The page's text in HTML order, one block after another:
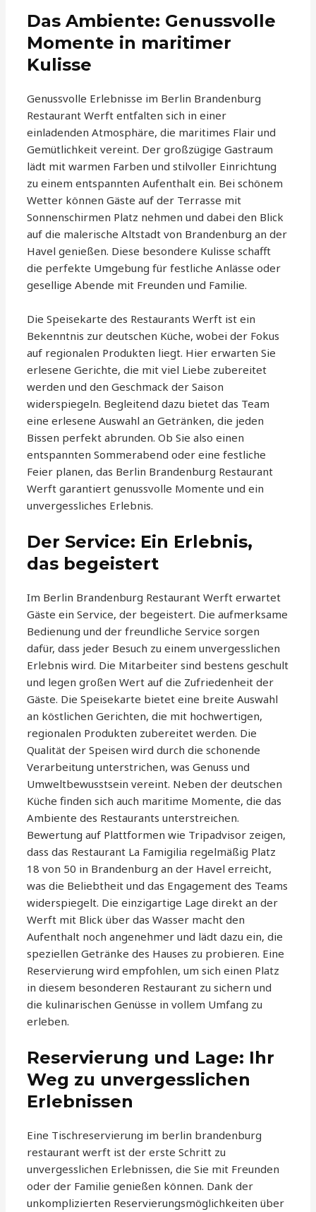
Das Ambiente: Genussvolle
Momente in maritimer
Kulisse
Genussvolle Erlebnisse im Berlin Brandenburg
Restaurant Werft entfalten sich in einer
einladenden Atmosphäre, die maritimes Flair und
Gemütlichkeit vereint. Der großzügige Gastraum
lädt mit warmen Farben und stilvoller Einrichtung
zu einem entspannten Aufenthalt ein. Bei schönem
Wetter können Gäste auf der Terrasse mit
Sonnenschirmen Platz nehmen und dabei den Blick
auf die malerische Altstadt von Brandenburg an der
Havel genießen. Diese besondere Kulisse schafft
die perfekte Umgebung für festliche Anlässe oder
gesellige Abende mit Freunden und Familie.
Die Speisekarte des Restaurants Werft ist ein
Bekenntnis zur deutschen Küche, wobei der Fokus
auf regionalen Produkten liegt. Hier erwarten Sie
erlesene Gerichte, die mit viel Liebe zubereitet
werden und den Geschmack der Saison
widerspiegeln. Begleitend dazu bietet das Team
eine erlesene Auswahl an Getränken, die jeden
Bissen perfekt abrunden. Ob Sie also einen
entspannten Sommerabend oder eine festliche
Feier planen, das Berlin Brandenburg Restaurant
Werft garantiert genussvolle Momente und ein
unvergessliches Erlebnis.
Der Service: Ein Erlebnis,
das begeistert
Im Berlin Brandenburg Restaurant Werft erwartet
Gäste ein Service, der begeistert. Die aufmerksame
Bedienung und der freundliche Service sorgen
dafür, dass jeder Besuch zu einem unvergesslichen
Erlebnis wird. Die Mitarbeiter sind bestens geschult
und legen großen Wert auf die Zufriedenheit der
Gäste. Die Speisekarte bietet eine breite Auswahl
an köstlichen Gerichten, die mit hochwertigen,
regionalen Produkten zubereitet werden. Die
Qualität der Speisen wird durch die schonende
Verarbeitung unterstrichen, was Genuss und
Umweltbewusstsein vereint. Neben der deutschen
Küche finden sich auch maritime Momente, die das
Ambiente des Restaurants unterstreichen.
Bewertung auf Plattformen wie Tripadvisor zeigen,
dass das Restaurant La Famigilia regelmäßig Platz
18 von 50 in Brandenburg an der Havel erreicht,
was die Beliebtheit und das Engagement des Teams
widerspiegelt. Die einzigartige Lage direkt an der
Werft mit Blick über das Wasser macht den
Aufenthalt noch angenehmer und lädt dazu ein, die
speziellen Getränke des Hauses zu probieren. Eine
Reservierung wird empfohlen, um sich einen Platz
in diesem besonderen Restaurant zu sichern und
die kulinarischen Genüsse in vollem Umfang zu
erleben.
Reservierung und Lage: Ihr
Weg zu unvergesslichen
Erlebnissen
Eine Tischreservierung im berlin brandenburg
restaurant werft ist der erste Schritt zu
unvergesslichen Erlebnissen, die Sie mit Freunden
oder der Familie genießen können. Dank der
unkomplizierten Reservierungsmöglichkeiten über